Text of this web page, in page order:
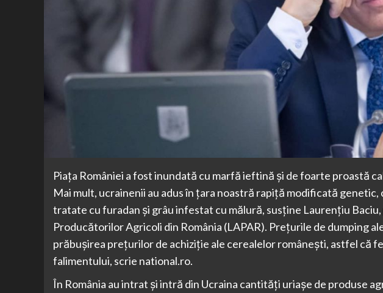
Piața României a fost inundată cu marfă ieftină și de foarte proastă
Mai mult, ucrainenii au adus în țara noastră rapiță modificată
tratate cu furadan și grâu infestat cu mălură, susține Laurențiu
Producătorilor Agricoli din România (LAPAR). Prețurile de dumping
prăbușirea prețurilor de achiziție ale cerealelor românești, astfel că
falimentului, scrie national.ro.
În România au intrat și intră din Ucraina cantități uriașe de produse